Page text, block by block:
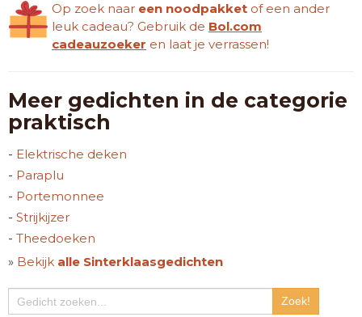
Op zoek naar een noodpakket of een ander
leuk cadeau? Gebruik de Bol.com
cadeauzoeker en laat je verrassen!
Meer gedichten in de categorie
praktisch
- Elektrische deken
- Paraplu
- Portemonnee
- Strijkijzer
- Theedoeken
» Bekijk alle Sinterklaasgedichten